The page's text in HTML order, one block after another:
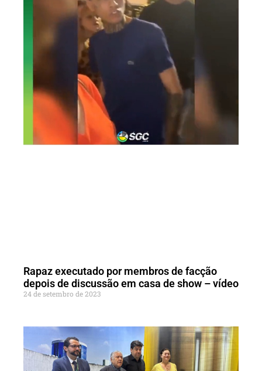
Rapaz executado por membros de facção
depois de discussão em casa de show – vídeo
24 de setembro de 2023